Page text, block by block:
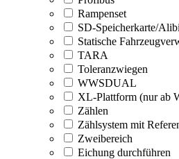
Rampenset
SD-Speicherkarte/
Statische
TARA
Toleranzwiegen
WWSDUAL
XL-Plattform (nur ab
Zählen
Zählsystem mit
Zweibereich
Eichung durchführen